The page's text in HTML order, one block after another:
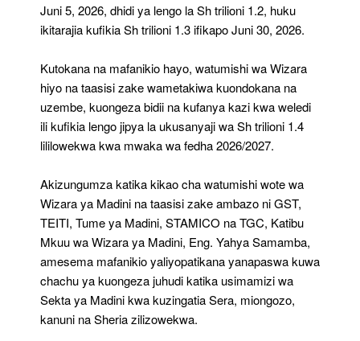
Juni 5, 2026, dhidi ya lengo la Sh trilioni 1.2, huku
ikitarajia kufikia Sh trilioni 1.3 ifikapo Juni 30, 2026.
Kutokana na mafanikio hayo, watumishi wa Wizara
hiyo na taasisi zake wametakiwa kuondokana na
uzembe, kuongeza bidii na kufanya kazi kwa weledi
ili kufikia lengo jipya la ukusanyaji wa Sh trilioni 1.4
lililowekwa kwa mwaka wa fedha 2026/2027.
Akizungumza katika kikao cha watumishi wote wa
Wizara ya Madini na taasisi zake ambazo ni GST,
TEITI, Tume ya Madini, STAMICO na TGC, Katibu
Mkuu wa Wizara ya Madini, Eng. Yahya Samamba,
amesema mafanikio yaliyopatikana yanapaswa kuwa
chachu ya kuongeza juhudi katika usimamizi wa
Sekta ya Madini kwa kuzingatia Sera, miongozo,
kanuni na Sheria zilizowekwa.